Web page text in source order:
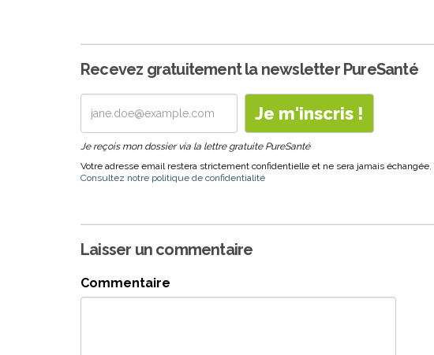
Recevez gratuitement la newsletter PureSanté
Je reçois mon dossier via la lettre gratuite PureSanté
Votre adresse email restera strictement confidentielle et ne sera jamais
Consultez notre politique de confidentialité
Laisser un commentaire
Commentaire